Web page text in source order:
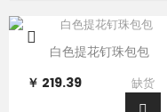
白色提花钉珠包包
￥ 219.39
缺货